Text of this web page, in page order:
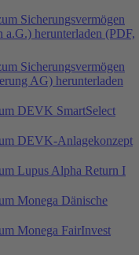
Sicherungsvermögen
herunterladen (PDF,
Sicherungsvermögen
AG) herunterladen
DEVK SmartSelect
DEVK-Anlagekonzept
Lupus Alpha Return I
Monega Dänische
Monega FairInvest